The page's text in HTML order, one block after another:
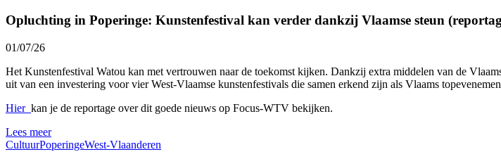
Opluchting in Poperinge: Kunstenfestival kan verder dankzij Vlaamse steun
01/07/26
Het Kunstenfestival Watou kan met vertrouwen naar de toekomst kijken. Dankzij extra middelen van de
uit van een investering voor vier West-Vlaamse kunstenfestivals die samen erkend zijn als Vlaams
Hier kan je de reportage over dit goede nieuws op Focus-WTV bekijken.
Lees meer
CultuurPoperingeWest-Vlaanderen